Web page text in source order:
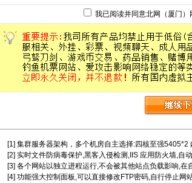
我已阅读并同意北网（厦门）
[1] 集群服务器架构，多个机房自主选择:四核至强
[2] 实时文件防病毒保护,黑客入侵检测,IIS 应用防火墙,自
[3] 各个网站以独立进程运行,不会被其他站点负载影响,
[4] 功能强大控制面板,可以直接修改FTP密码,自行停止网